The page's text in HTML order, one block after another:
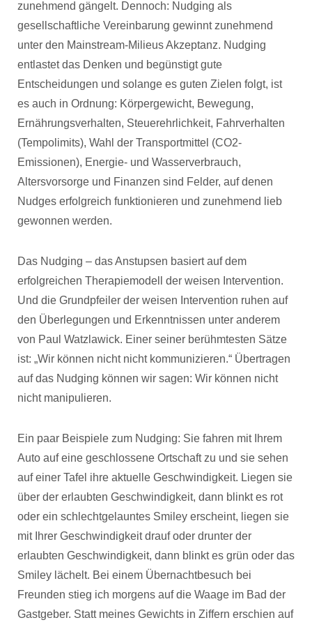
zunehmend gängelt. Dennoch: Nudging als
gesellschaftliche Vereinbarung gewinnt zunehmend
unter den Mainstream-Milieus Akzeptanz. Nudging
entlastet das Denken und begünstigt gute
Entscheidungen und solange es guten Zielen folgt, ist
es auch in Ordnung: Körpergewicht, Bewegung,
Ernährungsverhalten, Steuerehrlichkeit, Fahrverhalten
(Tempolimits), Wahl der Transportmittel (CO2-
Emissionen), Energie- und Wasserverbrauch,
Altersvorsorge und Finanzen sind Felder, auf denen
Nudges erfolgreich funktionieren und zunehmend lieb
gewonnen werden.
Das Nudging – das Anstupsen basiert auf dem
erfolgreichen Therapiemodell der weisen Intervention.
Und die Grundpfeiler der weisen Intervention ruhen auf
den Überlegungen und Erkenntnissen unter anderem
von Paul Watzlawick. Einer seiner berühmtesten Sätze
ist: „Wir können nicht nicht kommunizieren.“ Übertragen
auf das Nudging können wir sagen: Wir können nicht
nicht manipulieren.
Ein paar Beispiele zum Nudging: Sie fahren mit Ihrem
Auto auf eine geschlossene Ortschaft zu und sie sehen
auf einer Tafel ihre aktuelle Geschwindigkeit. Liegen sie
über der erlaubten Geschwindigkeit, dann blinkt es rot
oder ein schlechtgelauntes Smiley erscheint, liegen sie
mit Ihrer Geschwindigkeit drauf oder drunter der
erlaubten Geschwindigkeit, dann blinkt es grün oder das
Smiley lächelt. Bei einem Übernachtbesuch bei
Freunden stieg ich morgens auf die Waage im Bad der
Gastgeber. Statt meines Gewichts in Ziffern erschien auf